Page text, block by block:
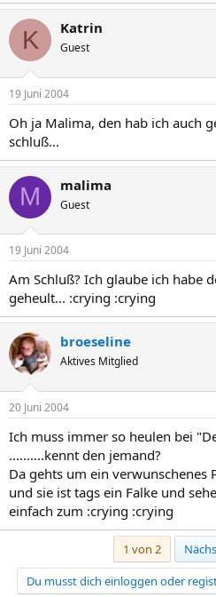
K Katrin
Guest
19 Juni 2004
Oh ja Malima, den hab ich auch
schluß...
M malima
Guest
19 Juni 2004
Am Schluß? Ich glaube ich habe
geheult... :crying :crying
broeseline
Aktives Mitglied
20 Juni 2004
Ich muss immer so heulen bei
..........kennt den jemand?
Da gehts um ein verwunschenes
und sie ist tags ein Falke und
einfach zum :crying :crying
1 von 2
Du musst dich einloggen oder